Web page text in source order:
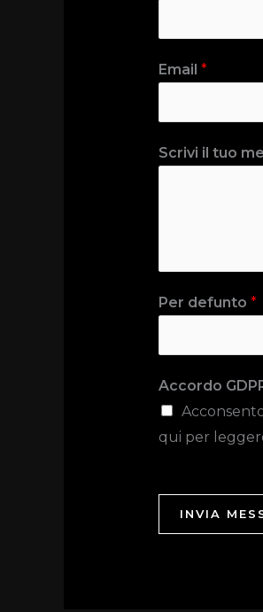
Email *
Scrivi il tuo
Per defunto *
Accordo
qui per
INVIA